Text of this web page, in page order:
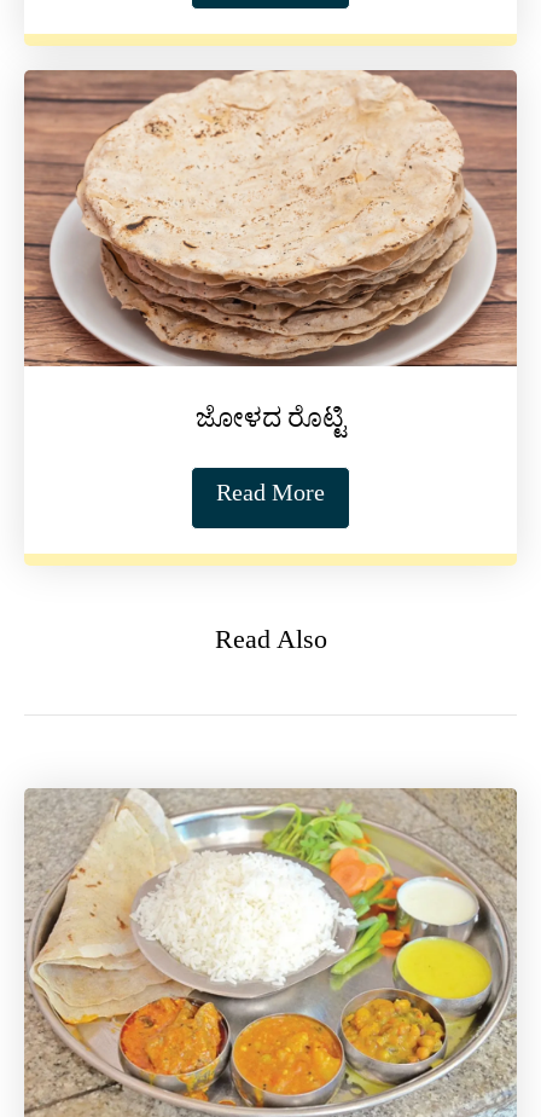
ಜೋಳದ ರೊಟ್ಟಿ
Read More
Read Also